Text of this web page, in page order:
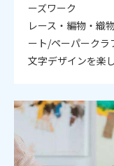
ーズワーク
レース・編物・織
ート/ペーパークラ
文字デザインを楽